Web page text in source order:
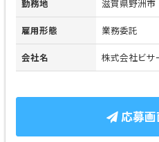
勤務地 滋賀県野洲市
雇用形態 業務委託
会社名 株式会社ビサ
応募